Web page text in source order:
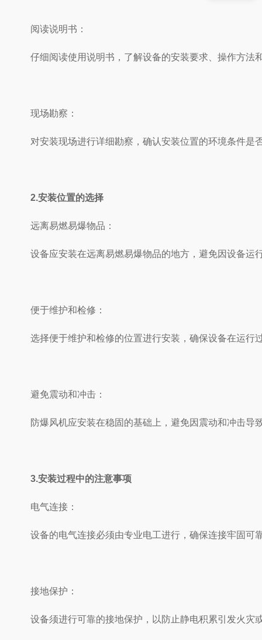
阅读说明书：
仔细阅读使用说明书，了解设备的安装要求、操作方法
现场勘察：
对安装现场进行详细勘察，确认安装位置的环境条件是否符
2.安装位置的选择
远离易燃易爆物品：
设备应安装在远离易燃易爆物品的地方，避免因设备运
便于维护和检修：
选择便于维护和检修的位置进行安装，确保设备在运行
避免震动和冲击：
防爆风机应安装在稳固的基础上，避免因震动和冲击导致
3.安装过程中的注意事项
电气连接：
设备的电气连接必须由专业电工进行，确保连接牢固可靠
接地保护：
设备须进行可靠的接地保护，以防止静电积累引发火灾或爆